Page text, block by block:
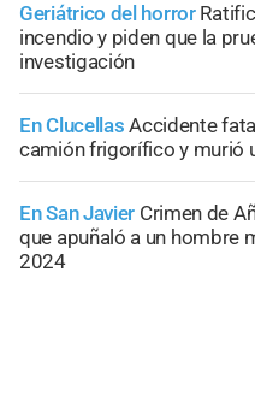
Geriátrico del horror
incendio y piden que la
investigación
En Clucellas Accidente
camión frigorífico y murió
En San Javier Crimen de
que apuñaló a un hombre
2024